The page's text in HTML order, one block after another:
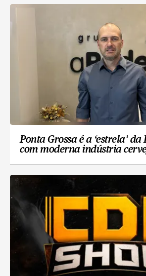
Ponta Grossa é a ‘estrela’
com moderna indústria